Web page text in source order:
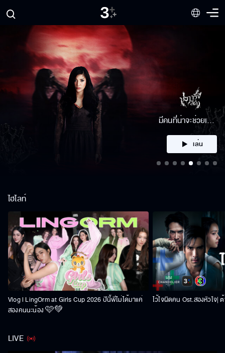
คลิก
ไฮไลท์
Vlog l LingOrm at Girls Cup 2026 ปีนี้พี่ไม่ได้มาแค่
สองคนนะน้อง 🩷💚
ไว้ใจผิดคน Ost.สองหัวใจ|
LIVE